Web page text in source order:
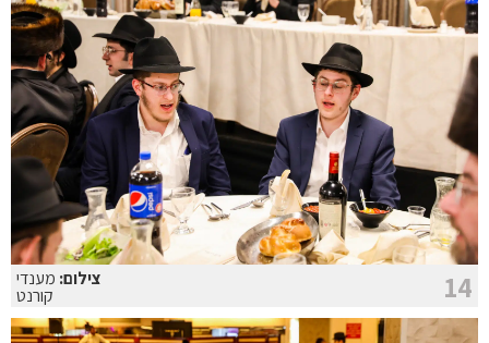
14 צילום: מענדי
קורנט